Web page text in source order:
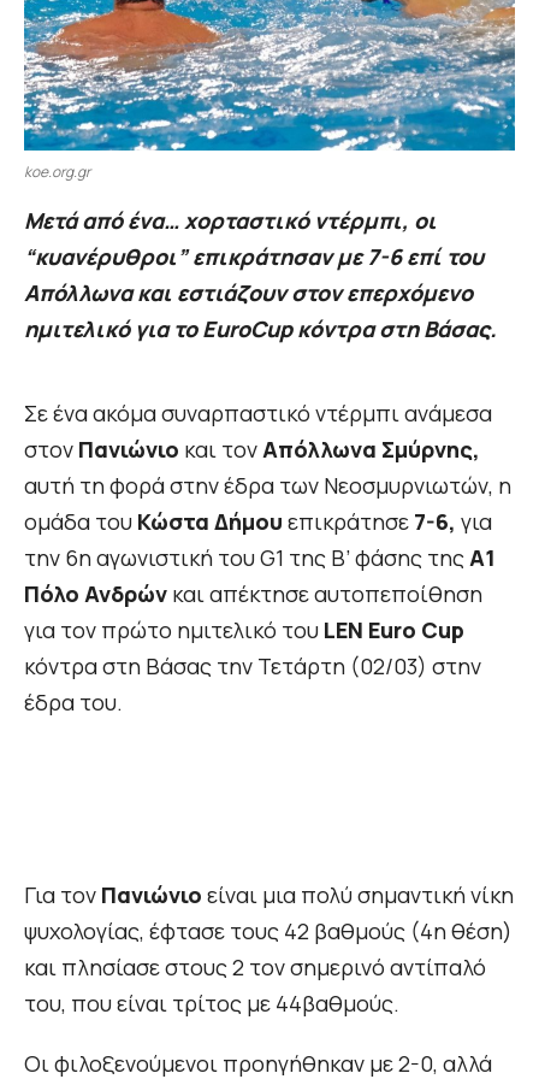
koe.org.gr
Mετά από ένα… χορταστικό ντέρμπι, οι
“κυανέρυθροι” επικράτησαν με 7-6 επί του
Απόλλωνα και εστιάζουν στον επερχόμενο
ημιτελικό για το EuroCup κόντρα στη Βάσας.
Σε ένα ακόμα συναρπαστικό ντέρμπι ανάμεσα
στον Πανιώνιο και τον Απόλλωνα Σμύρνης,
αυτή τη φορά στην έδρα των Νεοσμυρνιωτών, η
ομάδα του Κώστα Δήμου επικράτησε 7-6, για
την 6η αγωνιστική του G1 της Β’ φάσης της Α1
Πόλο Ανδρών και απέκτησε αυτοπεποίθηση
για τον πρώτο ημιτελικό του LEN Euro Cup
κόντρα στη Βάσας την Τετάρτη (02/03) στην
έδρα του.
Για τον Πανιώνιο είναι μια πολύ σημαντική νίκη
ψυχολογίας, έφτασε τους 42 βαθμούς (4η θέση)
και πλησίασε στους 2 τον σημερινό αντίπαλό
του, που είναι τρίτος με 44βαθμούς.
Οι φιλοξενούμενοι προηγήθηκαν με 2-0, αλλά